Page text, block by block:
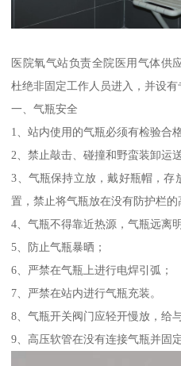
医院氧气站负责全院医用气体供
杜绝非固定工作人员进入，并设有
一、气瓶安全
1、站内使用的气瓶必须有检验合
2、禁止敲击、碰撞和野蛮装卸运
3、气瓶保持立放，戴好瓶帽，
置，禁止将气瓶放在没有防护栏的
4、气瓶不得靠近热源，气瓶远离
5、防止气瓶暴晒；
6、严禁在气瓶上进行电焊引弧；
7、严禁在站内进行气瓶充装。
8、气瓶开关阀门应轻开慢放，给
9、高压软管在没有连接气瓶并固